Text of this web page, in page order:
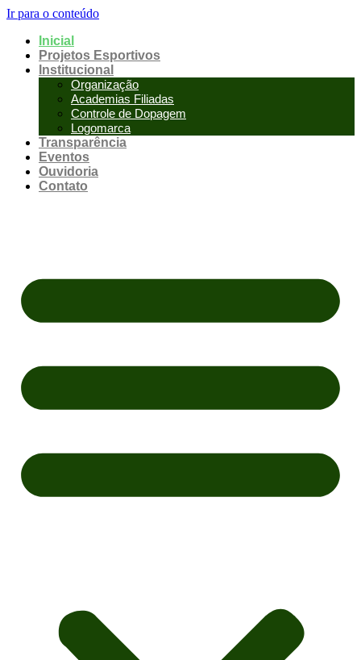
Ir para o conteúdo
Inicial
Projetos Esportivos
Institucional
Organização
Academias Filiadas
Controle de Dopagem
Logomarca
Transparência
Eventos
Ouvidoria
Contato